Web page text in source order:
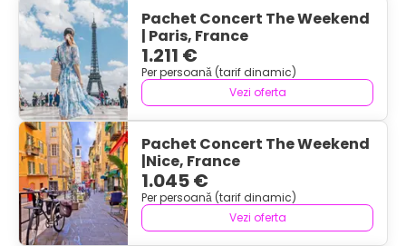
Pachet Concert The Weekend
| Paris, France
1.211 €
Per persoană (tarif dinamic)
Vezi oferta
Pachet Concert The Weekend
|Nice, France
1.045 €
Per persoană (tarif dinamic)
Vezi oferta